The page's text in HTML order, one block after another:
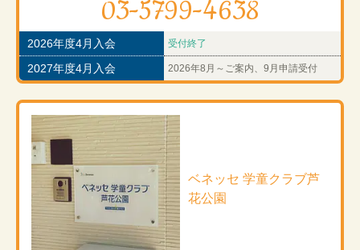
03-5799-4638
2026年度4月入会 受付終了
2027年度4月入会 2026年8月～ご案内、9月申請受付
ベネッセ 学童クラブ芦
花公園